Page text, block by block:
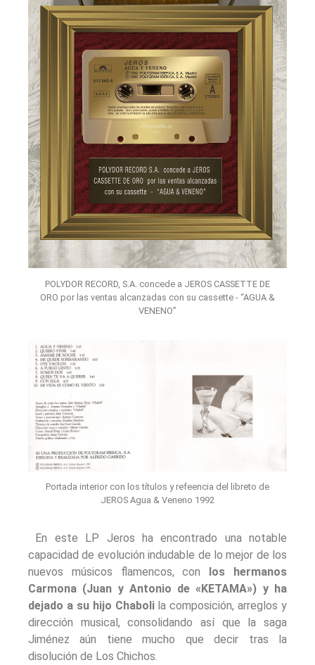
POLYDOR RECORD, S.A. concede a JEROS CASSETTE DE
ORO por las ventas alcanzadas con su cassette - “AGUA &
VENENO”
Portada interior con los títulos y refeencia del libreto de
JEROS Agua & Veneno 1992
En este LP Jeros ha encontrado una notable
capacidad de evolución indudable de lo mejor de los
nuevos músicos flamencos, con
los hermanos
Carmona (Juan y Antonio de «KETAMA») y ha
dejado a su hijo Chaboli la composición, arreglos y
dirección musical, consolidando así que la saga
Jiménez aún tiene mucho que decir tras la
disolución de Los Chichos.